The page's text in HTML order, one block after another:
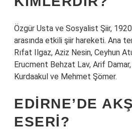
Özgür Usta ve Sosyalist Şiir,
arasında etkili şiir hareketi. Ana
Rıfat Ilgaz, Aziz Nesin, Ceyhun
Erucment Behzat Lav, Arif
Kurdaakul ve Mehmet Şömer.
EDIRNE’DE
ESERI?